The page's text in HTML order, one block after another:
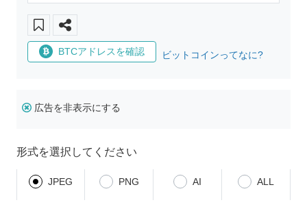
BTCアドレスを確認 ビットコインってなに?
広告を非表示にする
形式を選択してください
JPEG PNG AI ALL